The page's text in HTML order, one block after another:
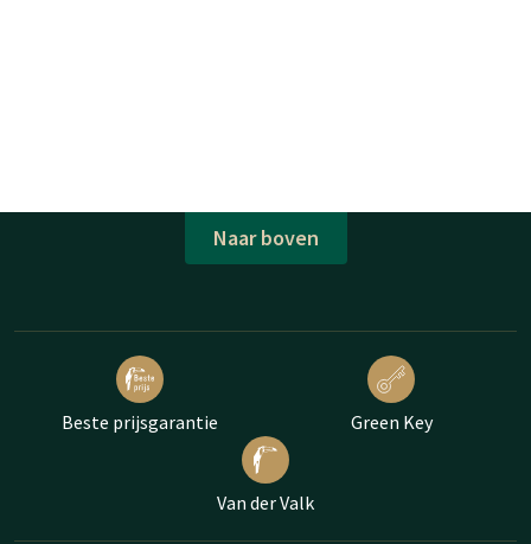
Naar boven
Beste prijsgarantie Green Key
Van der Valk